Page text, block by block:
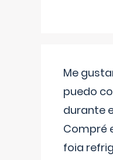
Me
puedo
durante
Compré
foia